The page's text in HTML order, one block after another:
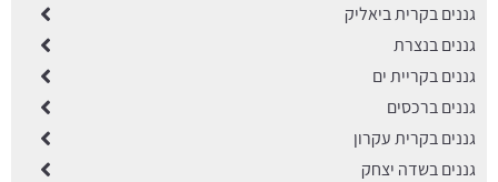
גננים בקרית ביאליק
גננים בנצרת
גננים בקריית ים
גננים ברכסים
גננים בקרית עקרון
גננים בשדה יצחק